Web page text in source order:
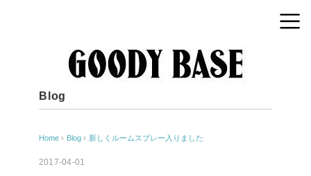
Blog
Home › Blog › 新しくルームスプレー入りました
2017-04-01